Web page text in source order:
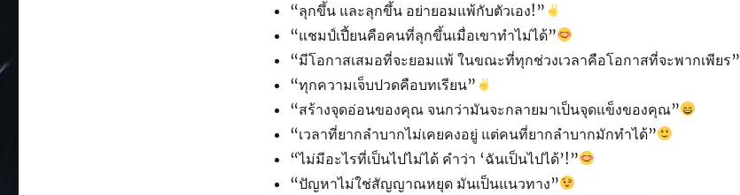
“ลุกขึ้น และลุกขึ้น อย่ายอมแพ้กับตัวเอง!”
“แชมป์เปี้ยนคือคนที่ลุกขึ้นเมื่อเขาทำไม่ได้”
“มีโอกาสเสมอที่จะยอมแพ้ ในขณะที่ทุกช่วงเวลาคือโอกาสที่จะพากเพียร”
“ทุกความเจ็บปวดคือบทเรียน”
“สร้างจุดอ่อนของคุณ จนกว่ามันจะกลายมาเป็นจุดแข็งของคุณ”
“เวลาที่ยากลำบากไม่เคยคงอยู่ แต่คนที่ยากลำบากมักทำได้”
“ไม่มีอะไรที่เป็นไปไม่ได้ คำว่า ‘ฉันเป็นไปได้’!”
“ปัญหาไม่ใช่สัญญาณหยุด มันเป็นแนวทาง”